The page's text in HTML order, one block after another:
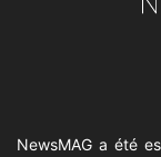
NewsMAG a été